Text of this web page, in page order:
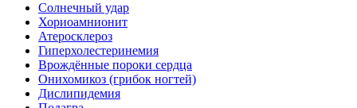
Солнечный удар
Хориоамнионит
Атеросклероз
Гиперхолестеринемия
Врождённые пороки сердца
Онихомикоз (грибок ногтей)
Дислипидемия